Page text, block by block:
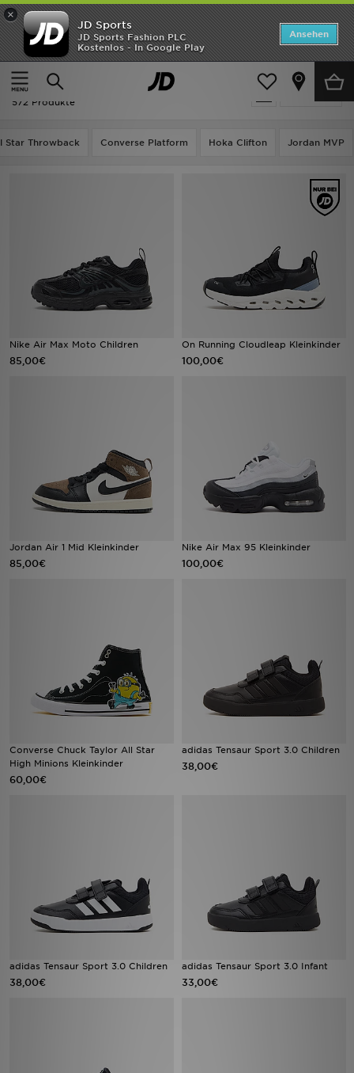
×
JD Sports
JD Sports Fashion PLC
Kostenlos - In Google Play
Ansehen
Startseite
Kinder
verfeinern
Kinder - Schwarz
572 Produkte
Star Throwback Converse Platform Hoka Clifton Jordan MVP
Nike Air Max Moto Children
85,00€
On Running Cloudleap Kleinkinder
100,00€
Jordan Air 1 Mid Kleinkinder
85,00€
Nike Air Max 95 Kleinkinder
100,00€
Converse Chuck Taylor All Star
High Minions Kleinkinder
60,00€
adidas Tensaur Sport 3.0 Children
38,00€
adidas Tensaur Sport 3.0 Children
38,00€
adidas Tensaur Sport 3.0 Infant
33,00€
Startseite
ANGEBOTE
Marken
Bestsellers
Geschenkkarte
Filialfinder
Meine Nachrichten
Trending Styles